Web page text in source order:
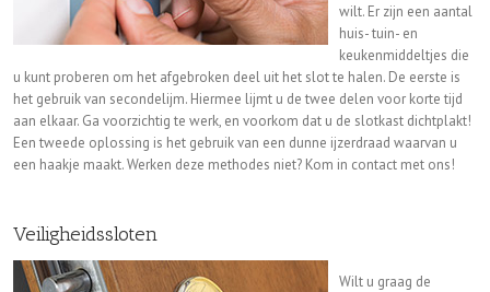
wilt. Er zijn een aantal
huis- tuin- en
keukenmiddeltjes die
u kunt proberen om het afgebroken deel uit het slot te halen. De eerste is
het gebruik van secondelijm. Hiermee lijmt u de twee delen voor korte tijd
aan elkaar. Ga voorzichtig te werk, en voorkom dat u de slotkast dichtplakt!
Een tweede oplossing is het gebruik van een dunne ijzerdraad waarvan u
een haakje maakt. Werken deze methodes niet? Kom in contact met ons!
Veiligheidssloten
Wilt u graag de